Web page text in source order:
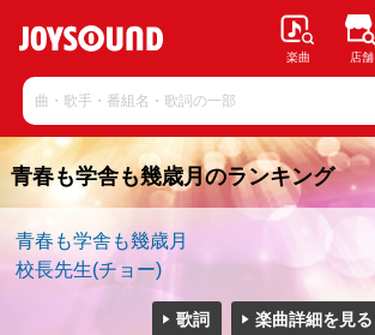
楽曲 店舗
青春も学舎も幾歳月のランキング
青春も学舎も幾歳月
校長先生(チョー)
歌詞 楽曲詳細を見る